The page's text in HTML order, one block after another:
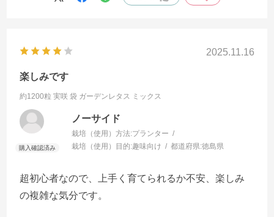
2025.11.16
楽しみです
約1200粒 実咲 袋 ガーデンレタス ミックス
ノーサイド
栽培（使用）方法:プランター
栽培（使用）目的:趣味向け 都道府県:徳島県
超初心者なので、上手く育てられるか不安、楽しみ
の複雑な気分です。